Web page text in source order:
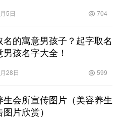
5日 704
名的寓意男孩子？起字取名
孩名字大全！
28日 599
生会所宣传图片（美容养生
片欣赏）